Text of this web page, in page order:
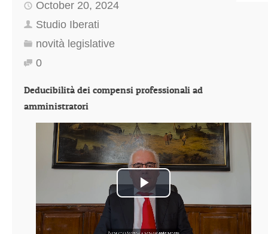
October 20, 2024
Studio Iberati
novità legislative
0
Deducibilità dei compensi professionali ad
amministratori
Play
Video